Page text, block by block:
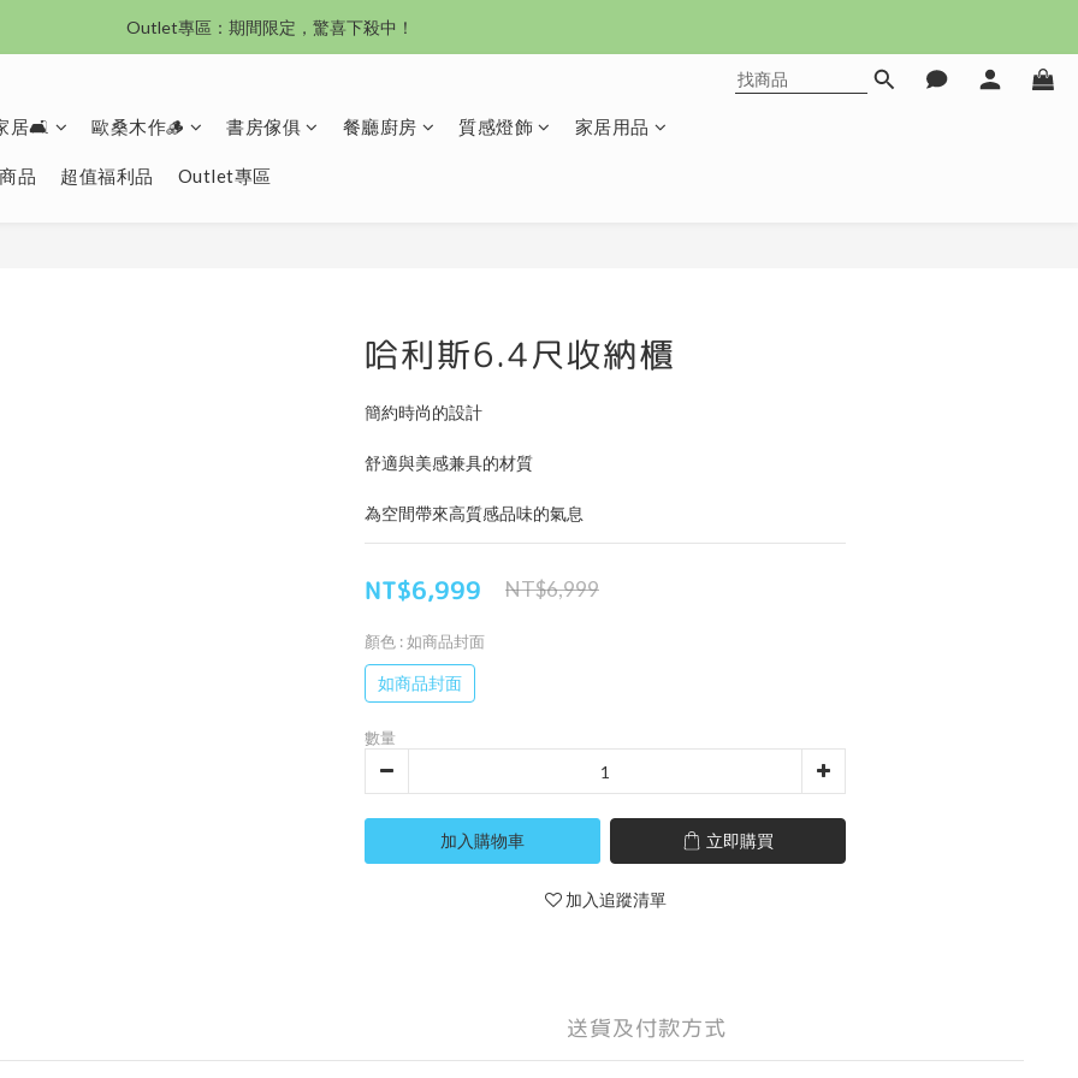
沙發新登場｜想躺就躺，頭等艙到商務艙一次擁有
沙發新登場｜想躺就躺，頭等艙到商務艙一次擁有
Outlet專區：期間限定，驚喜下殺中！
沙發新登場｜想躺就躺，頭等艙到商務艙一次擁有
居🛋️ 歐桑木作🪵 書房傢俱 餐廳廚房 質感燈飾 家居用品
品 超值福利品 Outlet專區
哈利斯6.4尺收納櫃
簡約時尚的設計
舒適與美感兼具的材質
為空間帶來高質感品味的氣息
NT$6,999 NT$6,999
顏色 : 如商品封面
如商品封面
數量
加入購物車 立即購買
加入追蹤清單
送貨及付款方式